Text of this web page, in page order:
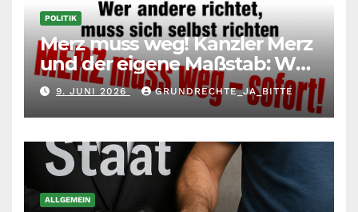
POLITIK
Merz muss weg! Kanzler Merz
und der eigene Maßstab: Wer
andere richtet, muss sich
selbst richten
9. JUNI 2026 GRUNDRECHTE_JA_BITTE
ALLGEMEIN